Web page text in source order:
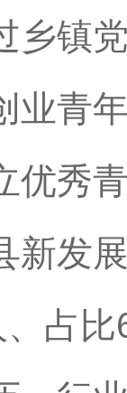
乡镇
业青
优秀
新发
占